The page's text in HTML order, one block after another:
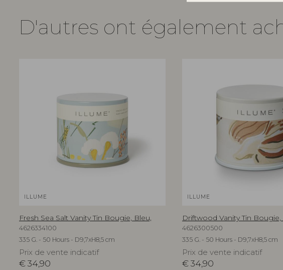
D'autres ont également
ILLUME
Fresh Sea Salt Vanity Tin Bougie, Bleu,
4626334100
335 G. - 50 Hours - D9,7xH8,5 cm
Prix de vente indicatif
€ 34,90
ILLUME
Driftwood Vanity Tin Bougie,
4626300500
335 G. - 50 Hours - D9,7xH8,5 cm
Prix de vente indicatif
€34,90